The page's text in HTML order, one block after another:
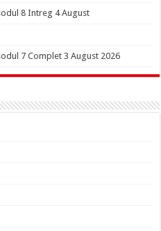
8 Intreg 4 August
7 Complet 3 August 2026